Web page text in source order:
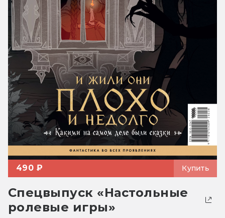
490 ₽ Купить
Спецвыпуск «Настольные
ролевые игры»